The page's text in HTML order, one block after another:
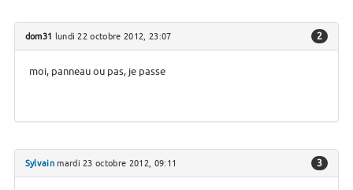
dom31 lundi 22 octobre 2012, 23:07 2
moi, panneau ou pas, je passe
Sylvainmardi 23 octobre 2012, 09:11 3